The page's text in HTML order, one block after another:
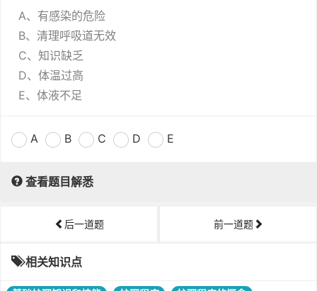
A、有感染的危险
B、清理呼吸道无效
C、知识缺乏
D、体温过高
E、体液不足
A B C D E
查看题目解悉
后一道题 前一道题
相关知识点